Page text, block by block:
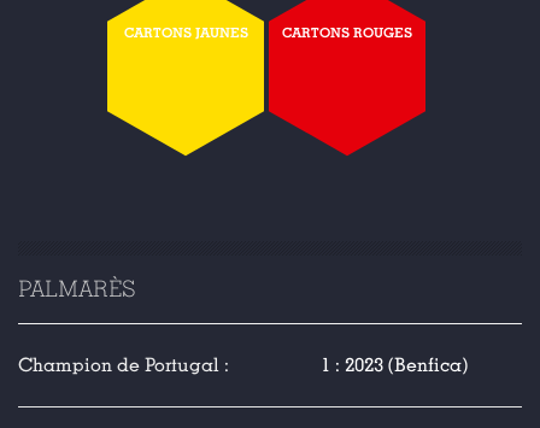
CARTONS JAUNES CARTONS ROUGES
PALMARÈS
Champion de Portugal : 1 : 2023 (Benfica)